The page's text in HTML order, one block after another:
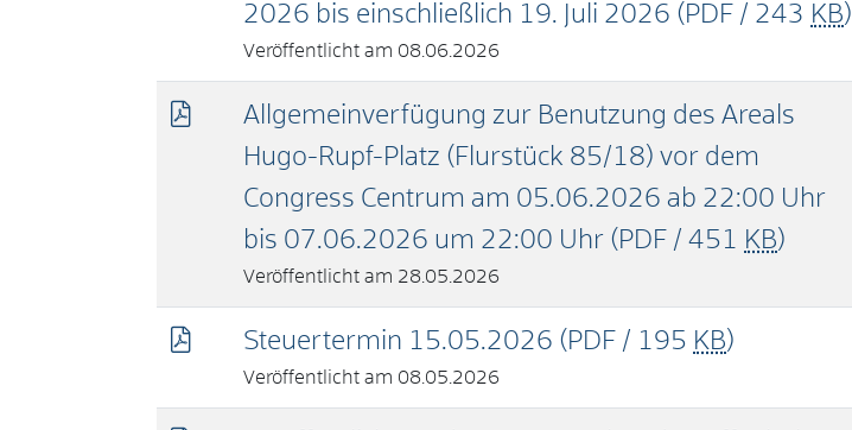
2026 bis einschließlich 19. Juli 2026 (PDF / 243 KB)
08.06.2026
Allgemeinverfügung zur Benutzung des Areals
Hugo-Rupf-Platz (Flurstück 85/18) vor dem
Congress Centrum am 05.06.2026 ab 22:00 Uhr
bis 07.06.2026 um 22:00 Uhr (PDF / 451 KB)
28.05.2026
Steuertermin 15.05.2026 (PDF / 195 KB)
08.05.2026